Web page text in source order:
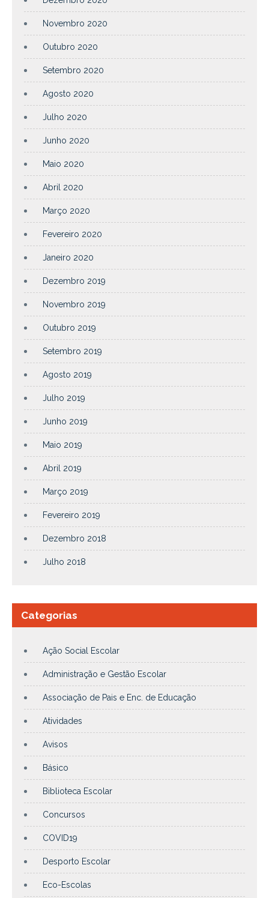
Novembro 2020
Outubro 2020
Setembro 2020
Agosto 2020
Julho 2020
Junho 2020
Maio 2020
Abril 2020
Março 2020
Fevereiro 2020
Janeiro 2020
Dezembro 2019
Novembro 2019
Outubro 2019
Setembro 2019
Agosto 2019
Julho 2019
Junho 2019
Maio 2019
Abril 2019
Março 2019
Fevereiro 2019
Dezembro 2018
Julho 2018
Categorias
Ação Social Escolar
Administração e Gestão Escolar
Associação de Pais e Enc. de Educação
Atividades
Avisos
Básico
Biblioteca Escolar
Concursos
COVID19
Desporto Escolar
Eco-Escolas